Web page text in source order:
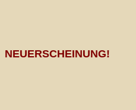
NEUERSCHEINUNG!